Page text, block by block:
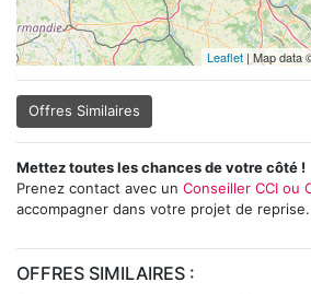
Leaflet| Map data
Offres Similaires
Mettez toutes les chances de votre côté !
Prenez contact avec un Conseiller CCI ou
accompagner dans votre projet de reprise.
OFFRES SIMILAIRES :